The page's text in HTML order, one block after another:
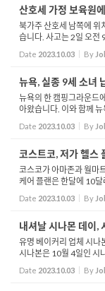
산호세 가정 보육원
북가주 산호세 남쪽에 위
습니다. 사고는 2일 오전
현장으로 긴급 출동해
서 숨졌습...
Date 2023.10.03 By
뉴욕, 실종 9세 소녀
뉴욕의 한 캠핑그라운드
아왔습니다. 이와 함께
을 담당한 경찰에 따르
는 메모...
Date 2023.10.03 By
코스트코, 저가 헬스
코스코가 아마존과 월마
케어 플랜은 한달에 10
서비스를 할인가로 이용
터, 내과의...
Date 2023.10.03 By
내셔날 시나몬 데이,
유명 베이커리 업체 시나
시나본은 10월 4일인 시
행한다고 밝혔습니다.
폰은 발...
Date 2023.10.03 By